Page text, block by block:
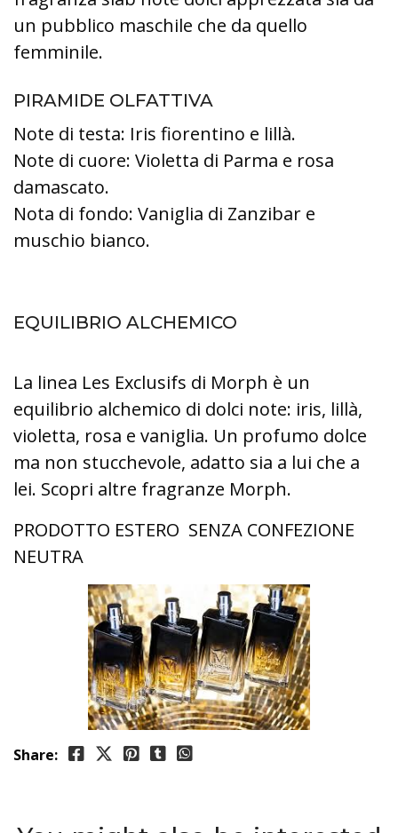
un pubblico maschile che da quello
femminile.
PIRAMIDE OLFATTIVA
Note di testa: Iris fiorentino e lillà.
Note di cuore: Violetta di Parma e rosa
damascato.
Nota di fondo: Vaniglia di Zanzibar e
muschio bianco.
EQUILIBRIO ALCHEMICO
La linea Les Exclusifs di Morph è un
equilibrio alchemico di dolci note: iris, lillà,
violetta, rosa e vaniglia. Un profumo dolce
ma non stucchevole, adatto sia a lui che a
lei. Scopri altre fragranze Morph.
PRODOTTO ESTERO SENZA CONFEZIONE
NEUTRA
Share: